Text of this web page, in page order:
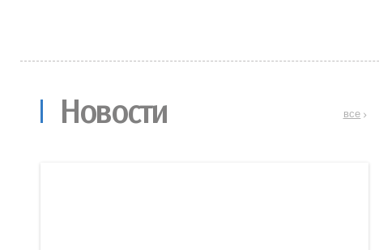
Новости все